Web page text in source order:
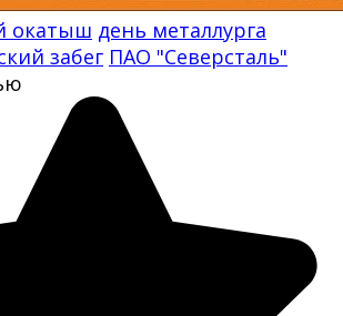
окатыш день металлурга
забег ПАО "Северсталь"